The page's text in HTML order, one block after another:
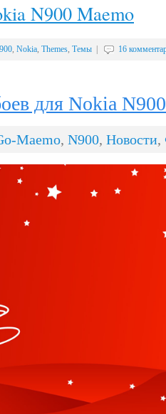
N900 Maemo
, Nokia, Themes, Темы 16
для Nokia
Maemo, N900, Новости,